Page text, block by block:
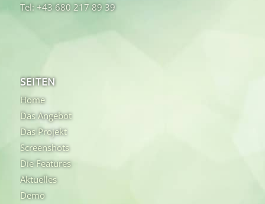
Tel: +43 680 217 89 39
SEITEN
Home
Das Angebot
Das Projekt
Screenshots
Die Features
Aktuelles
Demo